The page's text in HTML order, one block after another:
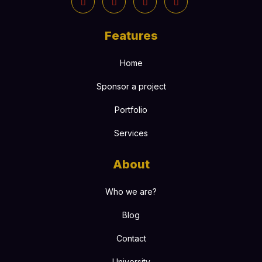
Features
Home
Sponsor a project
Portfolio
Services
About
Who we are?
Blog
Contact